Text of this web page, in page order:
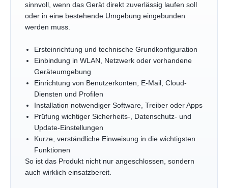
sinnvoll, wenn das Gerät direkt zuverlässig laufen soll
oder in eine bestehende Umgebung eingebunden
werden muss.
Ersteinrichtung und technische Grundkonfiguration
Einbindung in WLAN, Netzwerk oder vorhandene
Geräteumgebung
Einrichtung von Benutzerkonten, E-Mail, Cloud-
Diensten und Profilen
Installation notwendiger Software, Treiber oder Apps
Prüfung wichtiger Sicherheits-, Datenschutz- und
Update-Einstellungen
Kurze, verständliche Einweisung in die wichtigsten
Funktionen
So ist das Produkt nicht nur angeschlossen, sondern
auch wirklich einsatzbereit.